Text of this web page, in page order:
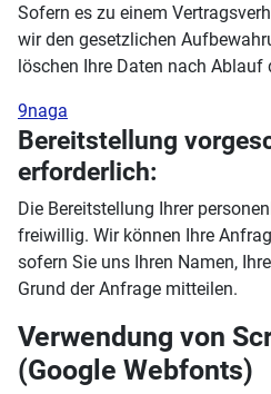
Sofern es zu einem
wir den gesetzlichen
löschen Ihre Daten nach Ablauf
9naga
Bereitstellung
erforderlich:
Die Bereitstellung Ihrer
freiwillig. Wir können Ihre
sofern Sie uns Ihren Namen,
Grund der Anfrage mitteilen.
Verwendung von
(Google Webfonts)